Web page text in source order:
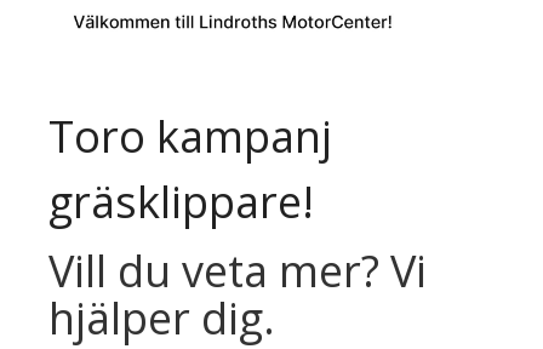
Toro kampanj
gräsklippare!
Vill du veta mer? Vi
hjälper dig.